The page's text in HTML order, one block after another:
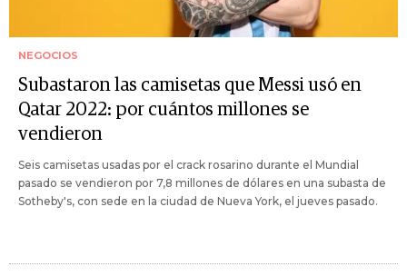
NEGOCIOS
Subastaron las camisetas que Messi usó en
Qatar 2022: por cuántos millones se
vendieron
Seis camisetas usadas por el crack rosarino durante el Mundial
pasado se vendieron por 7,8 millones de dólares en una subasta de
Sotheby's, con sede en la ciudad de Nueva York, el jueves pasado.